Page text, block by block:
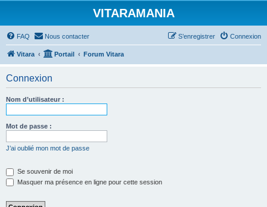
VITARAMANIA
FAQ Nous contacter Connexion
S’enregistrer
Vitara Portail Forum Vitara
Connexion
Nom d’utilisateur :
Mot de passe :
J’ai oublié mon mot de passe
Se souvenir de moi
Masquer ma présence en ligne pour cette session